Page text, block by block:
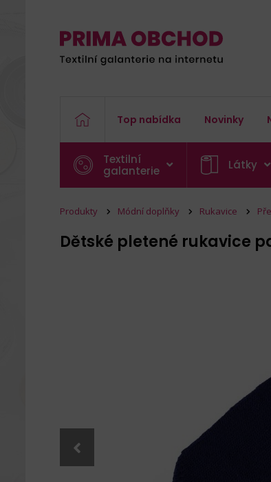
Top nabídka Novinky
Textilní
galanterie
Látky
Produkty Módní doplňky Rukavice
Dětské pletené rukavice